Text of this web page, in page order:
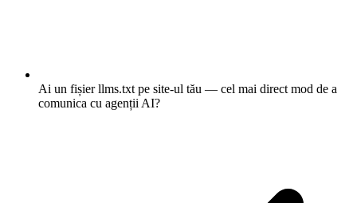
Ai un fișier llms.txt pe site-ul tău — cel mai direct mod de a
comunica cu agenții AI?